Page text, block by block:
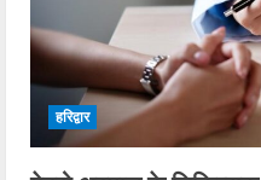
हरिद्वार